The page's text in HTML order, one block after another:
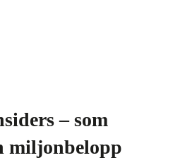
– som
miljonbelopp